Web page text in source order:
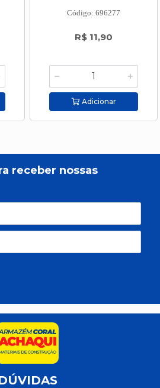
Código: 696277
R$ 11,90
Adicionar
receber nossas